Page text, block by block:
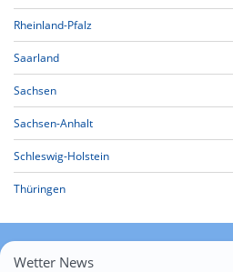
Rheinland-Pfalz
Saarland
Sachsen
Sachsen-Anhalt
Schleswig-Holstein
Thüringen
Wetter News